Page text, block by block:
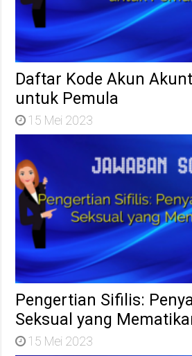
Daftar Kode Akun
untuk Pemula
15 Mei 2023
Pengertian Sifilis:
Seksual yang
15 Mei 2023